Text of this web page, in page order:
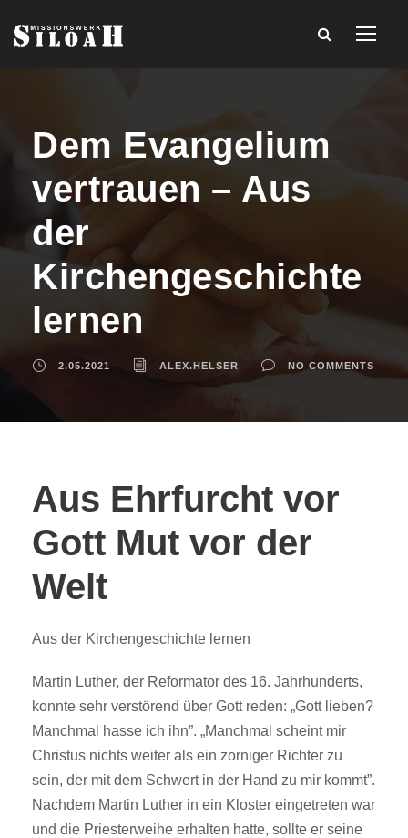
Dem Evangelium
vertrauen – Aus
der
Kirchengeschichte
lernen
2.05.2021 ALEX.HELSER NO COMMENTS
Aus Ehrfurcht vor
Gott Mut vor der
Welt
Aus der Kirchengeschichte lernen
Martin Luther, der Reformator des 16. Jahrhunderts,
konnte sehr verstörend über Gott reden: „Gott lieben?
Manchmal hasse ich ihn”. „Manchmal scheint mir
Christus nichts weiter als ein zorniger Richter zu
sein, der mit dem Schwert in der Hand zu mir kommt”.
Nachdem Martin Luther in ein Kloster eingetreten war
und die Priesterweihe erhalten hatte, sollte er seine